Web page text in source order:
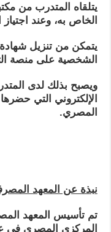
يتلقاه المتدرب من
الخاص به، وعند اجتياز
يتمكن من تنزيل
الشخصية على منصة
ويصبح بذلك لدى
الإلكتروني التي
المصري.
نبذة عن المعهد
تم تأسيس المعهد